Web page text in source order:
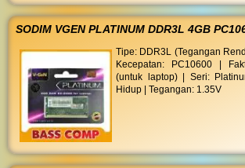
SODIM VGEN PLATINUM DDR3L 4GB
Tipe: DDR3L (Tegangan
Kecepatan: PC10600 |
(untuk laptop) | Seri:
Hidup | Tegangan: 1.35V